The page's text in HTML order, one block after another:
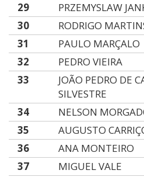
29
PRZEMYSLAW
30
RODRIGO
31
PAULO MARÇALO
32
PEDRO VIEIRA
33
JOÃO PEDRO DE
SILVESTRE
34
NELSON
35
AUGUSTO
36
ANA MONTEIRO
37
MIGUEL VALE